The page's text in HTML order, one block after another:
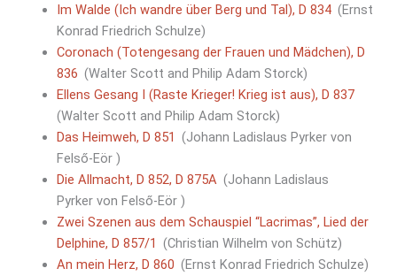
Im Walde (Ich wandre über Berg und Tal), D 834(Ernst
Konrad Friedrich Schulze)
Coronach (Totengesang der Frauen und Mädchen), D
836 (Walter Scott and Philip Adam Storck)
Ellens Gesang I (Raste Krieger! Krieg ist aus), D 837
(Walter Scott and Philip Adam Storck)
Das Heimweh, D 851 (Johann Ladislaus Pyrker von
Felső-Eör )
Die Allmacht, D 852, D 875A(Johann Ladislaus
Pyrker von Felső-Eör )
Zwei Szenen aus dem Schauspiel “Lacrimas”, Lied der
Delphine, D 857/1 (Christian Wilhelm von Schütz)
An mein Herz, D 860 (Ernst Konrad Friedrich Schulze)